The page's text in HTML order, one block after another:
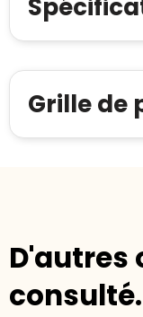
Grille de
D'autres
consulté.
Trustindex-
verkoop met
Meer